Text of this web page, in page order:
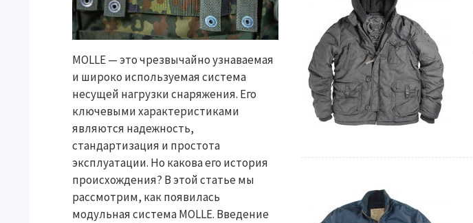
MOLLE — это чрезвычайно узнаваемая
и широко используемая система
несущей нагрузки снаряжения. Его
ключевыми характеристиками
являются надежность,
стандартизация и простота
эксплуатации. Но какова его история
происхождения? В этой статье мы
рассмотрим, как появилась
модульная система MOLLE. Введение